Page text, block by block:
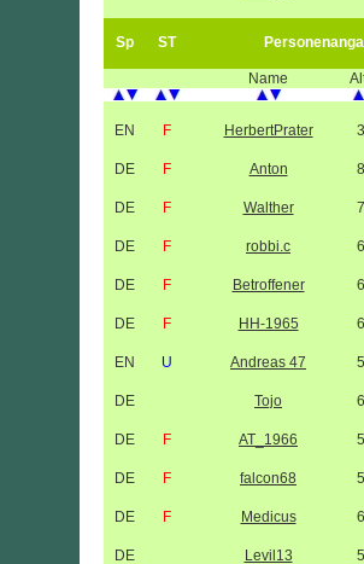
Sp ST
Name
EN F HerbertPrater
DE F Anton
DE F Walther
DE F robbi.c
DE F Betroffener
DE F HH-1965
EN U Andreas 47
DE Tojo
DE F AT_1966
DE F falcon68
DE F Medicus
DE Levil13